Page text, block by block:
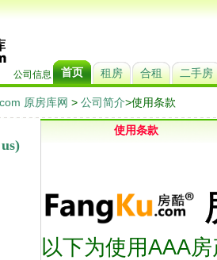
公司信息 首页 租房 合租 二手房
原房库网 > 公司简介>使用条款
使用条款
以下为使用AAA